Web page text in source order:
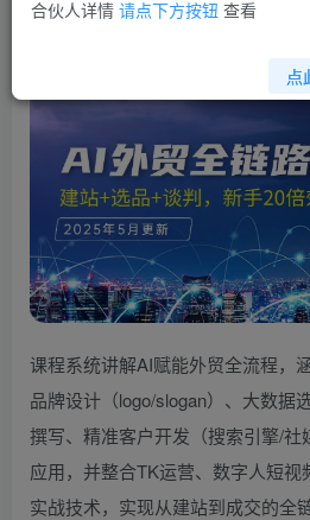
小助手
课程系统讲解AI赋能外贸全流程，
品牌设计（logo/slogan）、大数据
撰写、精准客户开发（搜索引擎/社
应用，并整合TK运营、数字人短
实战技术，实现从建站到成交的全
合伙人详情 请点下方按钮 查看
点